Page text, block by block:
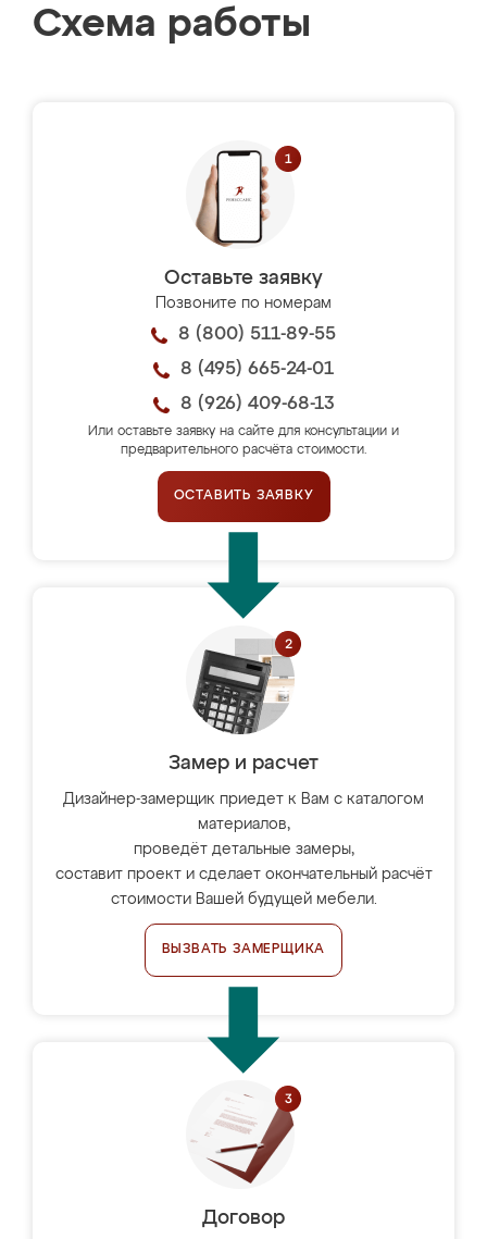
Схема работы
Оставьте заявку
Позвоните по номерам
8 (800) 511-89-55
8 (495) 665-24-01
8 (926) 409-68-13
Или оставьте заявку на сайте для консультации и
предварительного расчёта стоимости.
ОСТАВИТЬ ЗАЯВКУ
Замер и расчет
Дизайнер-замерщик приедет к Вам с каталогом
материалов,
проведёт детальные замеры,
составит проект и сделает окончательный расчёт
стоимости Вашей будущей мебели.
ВЫЗВАТЬ ЗАМЕРЩИКА
Договор